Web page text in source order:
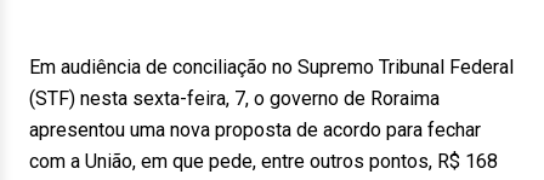
Em audiência de conciliação no Supremo Tribunal Federal
(STF) nesta sexta-feira, 7, o governo de Roraima
apresentou uma nova proposta de acordo para fechar
com a União, em que pede, entre outros pontos, R$ 168